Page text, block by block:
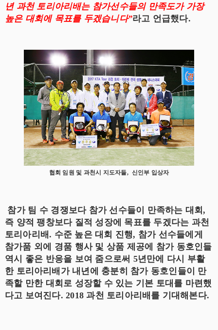
년 과천 토리아리배는 참가선수들의 만족도가 가장
높은 대회에 목표를 두겠습니다”라고 언급했다.
협회 임원 및 과천시 지도자들, 신인부 입상자
참가 팀 수 경쟁보다 참가 선수들이 만족하는 대회,
즉 양적 팽창보다 질적 성장에 목표를 두겠다는 과천
토리아리배. 수준 높은 대회 진행, 참가 선수들에게
참가품 외에 경품 행사 및 상품 제공에 참가 동호인들
역시 좋은 반응을 보여 줌으로써 5년만에 다시 부활
한 토리아리배가 내년에 충분히 참가 동호인들이 만
족할 만한 대회로 성장할 수 있는 기본 토대를 마련했
다고 보여진다. 2018 과천 토리아리배를 기대해본다.